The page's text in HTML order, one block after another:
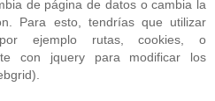
de página de datos o cambia la
Para esto, tendrías que utilizar
ejemplo rutas, cookies, o
con jquery para modificar los